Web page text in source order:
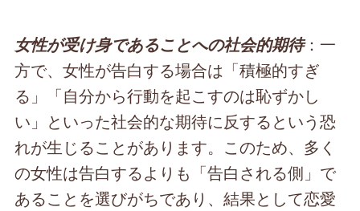
女性が受け身であることへの社会的期待：一
方で、女性が告白する場合は「積極的すぎ
る」「自分から行動を起こすのは恥ずかし
い」といった社会的な期待に反するという恐
れが生じることがあります。このため、多く
の女性は告白するよりも「告白される側」で
あることを選びがちであり、結果として恋愛